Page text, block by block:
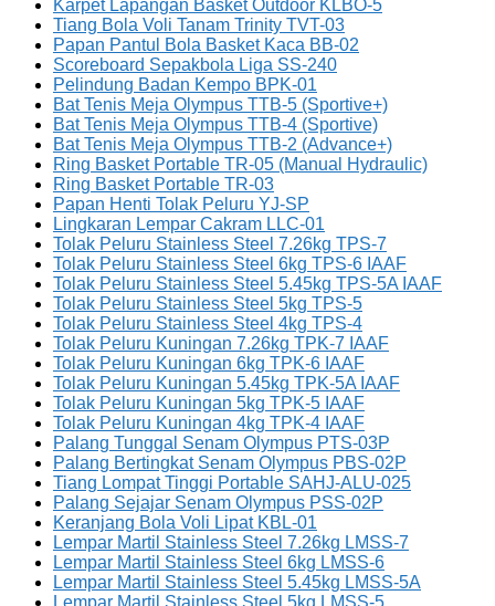
Karpet Lapangan Basket Outdoor KLBO-5
Tiang Bola Voli Tanam Trinity TVT-03
Papan Pantul Bola Basket Kaca BB-02
Scoreboard Sepakbola Liga SS-240
Pelindung Badan Kempo BPK-01
Bat Tenis Meja Olympus TTB-5 (Sportive+)
Bat Tenis Meja Olympus TTB-4 (Sportive)
Bat Tenis Meja Olympus TTB-2 (Advance+)
Ring Basket Portable TR-05 (Manual Hydraulic)
Ring Basket Portable TR-03
Papan Henti Tolak Peluru YJ-SP
Lingkaran Lempar Cakram LLC-01
Tolak Peluru Stainless Steel 7.26kg TPS-7
Tolak Peluru Stainless Steel 6kg TPS-6 IAAF
Tolak Peluru Stainless Steel 5.45kg TPS-5A IAAF
Tolak Peluru Stainless Steel 5kg TPS-5
Tolak Peluru Stainless Steel 4kg TPS-4
Tolak Peluru Kuningan 7.26kg TPK-7 IAAF
Tolak Peluru Kuningan 6kg TPK-6 IAAF
Tolak Peluru Kuningan 5.45kg TPK-5A IAAF
Tolak Peluru Kuningan 5kg TPK-5 IAAF
Tolak Peluru Kuningan 4kg TPK-4 IAAF
Palang Tunggal Senam Olympus PTS-03P
Palang Bertingkat Senam Olympus PBS-02P
Tiang Lompat Tinggi Portable SAHJ-ALU-025
Palang Sejajar Senam Olympus PSS-02P
Keranjang Bola Voli Lipat KBL-01
Lempar Martil Stainless Steel 7.26kg LMSS-7
Lempar Martil Stainless Steel 6kg LMSS-6
Lempar Martil Stainless Steel 5.45kg LMSS-5A
Lempar Martil Stainless Steel 5kg LMSS-5